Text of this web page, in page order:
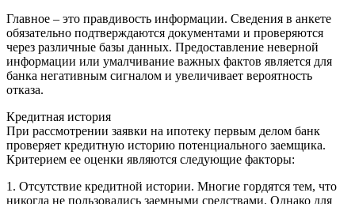
Главное – это правдивость информации. Сведения в анкете
обязательно подтверждаются документами и проверяются
через различные базы данных. Предоставление неверной
информации или умалчивание важных фактов является для
банка негативным сигналом и увеличивает вероятность
отказа.
Кредитная история
При рассмотрении заявки на ипотеку первым делом банк
проверяет кредитную историю потенциального заемщика.
Критерием ее оценки являются следующие факторы:
1. Отсутствие кредитной истории. Многие гордятся тем, что
никогда не пользовались заемными средствами. Однако для